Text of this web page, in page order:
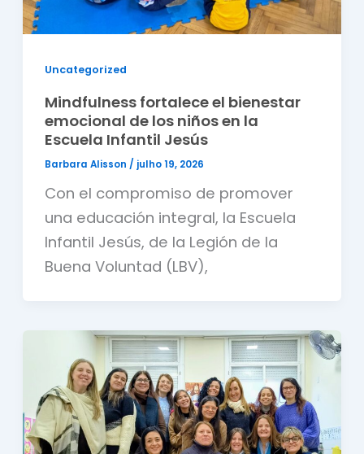
Uncategorized
Mindfulness fortalece el bienestar
emocional de los niños en la
Escuela Infantil Jesús
Barbara Alisson / julho 19, 2026
Con el compromiso de promover
una educación integral, la Escuela
Infantil Jesús, de la Legión de la
Buena Voluntad (LBV),